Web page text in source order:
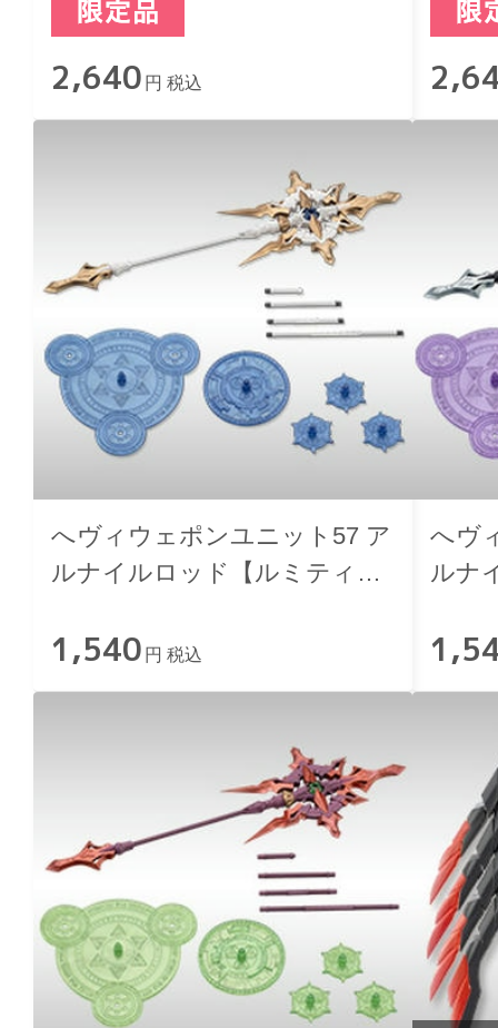
2,640 円 税込
へヴィウェポンユニット57 ア
ルナイルロッド【ルミティア
1,540 円 税込
へヴ
ルナ